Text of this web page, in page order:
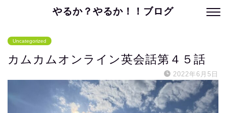
やるか？やるか！！ブログ
Uncategorized
カムカムオンライン英会話第４５話
2022年6月5日